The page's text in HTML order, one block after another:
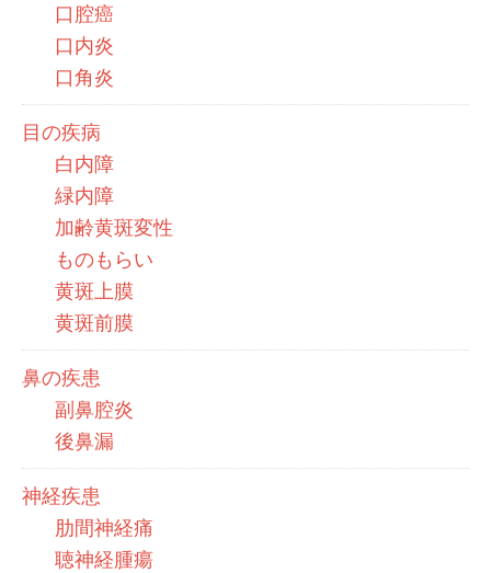
口腔癌
口内炎
口角炎
目の疾病
白内障
緑内障
加齢黄斑変性
ものもらい
黄斑上膜
黄斑前膜
鼻の疾患
副鼻腔炎
後鼻漏
神経疾患
肋間神経痛
聴神経腫瘍